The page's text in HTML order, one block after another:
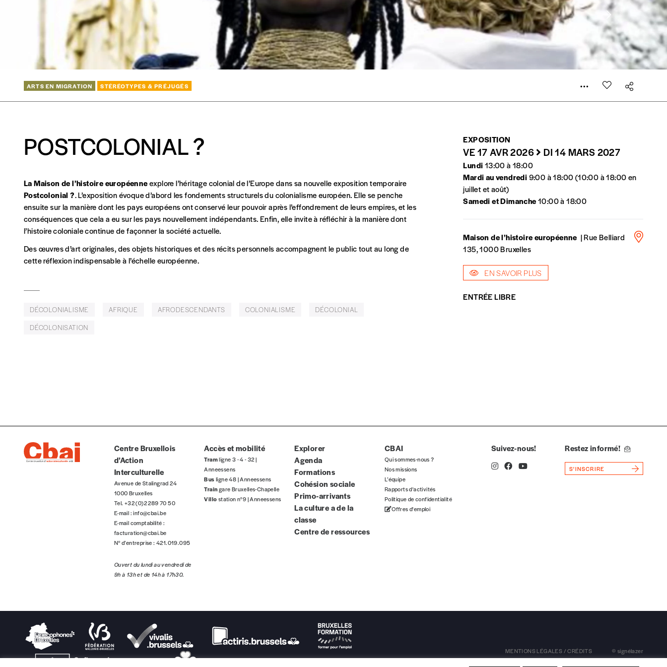
ARTS EN MIGRATION STÉRÉOTYPES & PRÉJUGÉS
POSTCOLONIAL ?
CONNEXION
Mot de passe oublié?
valeur peut donc être inférieure, égale ou supérieure au prix indicatif. De cette manière, vous soutenez le travail de l’équipe de rédaction selon vos moyens et vos motivations.
En pratique
Vous vous abonnez pour l’année civile en cours ou vous commandez au numéro.
Vous indiquez si vous souhaitez recevoir la revue en format papier ou numérique.
Vous versez le montant de votre choix sur le compte
avec en communication le numéro de la commande renseigné dans le mail de confirmation et
soutenir nos activités.
NOS FORMULES
Abonnement
1 an = 5 numéros
20€*/an 5€*
Je m'abonne à l'Imag
Édition papier (livraison en Belgique uniquement) Quantité
Je souhaite bénéficier de l’offre découverte
La Maison de l’histoire européenneexplore l’héritage colonial de l’Europe dans sa nouvelle exposition temporaire
Postcolonial ?. L’exposition évoque d’abord les fondements structurels du colonialisme européen. Elle se penche
ensuite sur la manière dont les pays européens ont conservé leur pouvoir après l’effondrement de leurs empires, et les
conséquences que cela a eu sur les pays nouvellement indépendants. Enfin, elle invite à réfléchir à la manière dont
l’histoire coloniale continue de façonner la société actuelle.
Des œuvres d’art originales, des objets historiques et des récits personnels accompagnent le public tout au long de
cette réflexion indispensable à l’échelle européenne.
DÉCOLONIALISME AFRIQUE AFRODESCENDANTS COLONIALISME
DÉCOLONIAL
DÉCOLONISATION
EXPOSITION
VE 17 AVR 2026 DI 14 MARS 2027
Lundi13:00 à 18:00
Mardi au vendredi9:00 à 18:00 (10:00 à 18:00 en
juillet et août)
Samedi et Dimanche10:00 à 18:00
Maison de l’histoire européenne | Rue Belliard
135, 1000 Bruxelles
EN SAVOIR PLUS
ENTRÉE LIBRE
Centre Bruxellois
d’Action
Interculturelle
Avenue de Stalingrad 24
1000 Bruxelles
Tel. +32 (0)2 289 70 50
E-mail :info@cbai.be
E-mail comptabilité :
facturation@cbai.be
N° d’entreprise : 421.019.095
Ouvert du lundi au vendredi de
9h à 13h et de 14h à 17h30.
Accès et mobilité
Tramligne 3 - 4 - 32 |
Anneessens
Busligne 48 | Anneessens
Traingare Bruxelles-Chapelle
Villostation n°9 | Anneessens
Explorer
Agenda
Formations
Cohésion sociale
Primo-arrivants
La culture a de la
classe
Centre de ressources
CBAI
Qui sommes-nous ?
Nos missions
L’équipe
Rapports d'activités
Politique de confidentialité
Offres d'emploi
Suivez-nous! Restez informé!
S'INSCRIRE
MENTIONS LÉGALES / CRÉDITS © signélazer